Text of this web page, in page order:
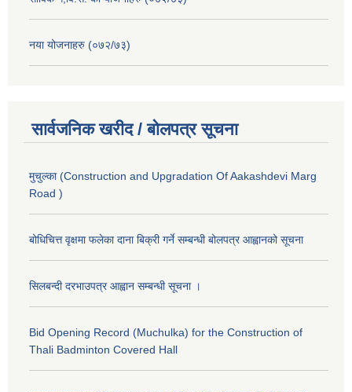
नया योजनाहरु (०७२/७३)
सार्वजनिक खरीद / बोलपत्र सूचना
मुचुल्का (Construction and Upgradation Of Aakashdevi Marg
Road )
बोधिचित्त वृक्षमा फलेका दाना बिक्री गर्ने सम्बन्धी बोलपत्र आह्वानको सूचना
सिलबन्दी दरभाउपत्र आह्वान सम्बन्धी सूचना ।
Bid Opening Record (Muchulka) for the Construction of
Thali Badminton Covered Hall